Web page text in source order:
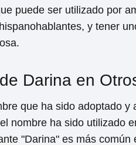
puede ser utilizado por
y tener
Darina en
que ha sido adoptado
nombre ha sido utilizado
"Darina" es más